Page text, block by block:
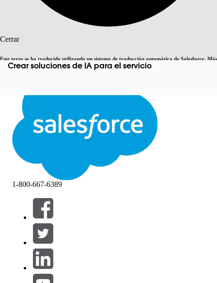
Cerrar
Este texto se ha traducido utilizando un sistema de traducción automática de Salesforce. Más
información aquí . Cambiar a inglés Ahora no
Cerrar Cerrar
Crear soluciones de IA para el servicio
Filtros (0)
SELECCIONAR FILTROS
Área de productos
1-800-667-6389